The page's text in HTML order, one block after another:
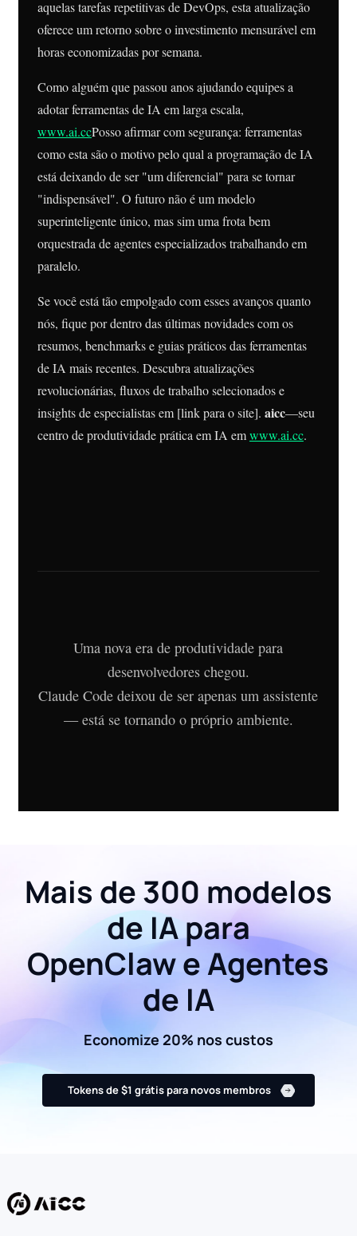
aquelas tarefas repetitivas de DevOps, esta atualização
oferece um retorno sobre o investimento mensurável em
horas economizadas por semana.
Como alguém que passou anos ajudando equipes a
adotar ferramentas de IA em larga escala,
www.ai.ccPosso afirmar com segurança: ferramentas
como esta são o motivo pelo qual a programação de IA
está deixando de ser "um diferencial" para se tornar
"indispensável". O futuro não é um modelo
superinteligente único, mas sim uma frota bem
orquestrada de agentes especializados trabalhando em
paralelo.
Se você está tão empolgado com esses avanços quanto
nós, fique por dentro das últimas novidades com os
resumos, benchmarks e guias práticos das ferramentas
de IA mais recentes. Descubra atualizações
revolucionárias, fluxos de trabalho selecionados e
insights de especialistas em [link para o site]. aicc—seu
centro de produtividade prática em IA emwww.ai.cc.
Uma nova era de produtividade para
desenvolvedores chegou.
Claude Code deixou de ser apenas um assistente
— está se tornando o próprio ambiente.
Mais de 300 modelos
de IA para
OpenClaw e Agentes
de IA
Economize 20% nos custos
Tokens de $1 grátis para novos membros